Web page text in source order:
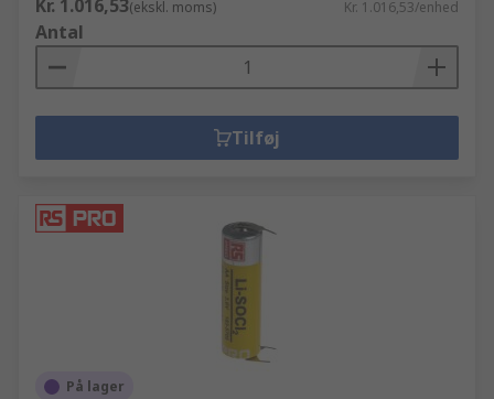
Kr. 1.016,53(ekskl. moms) Kr. 1.016,53/enhed
Antal
Tilføj
På lager